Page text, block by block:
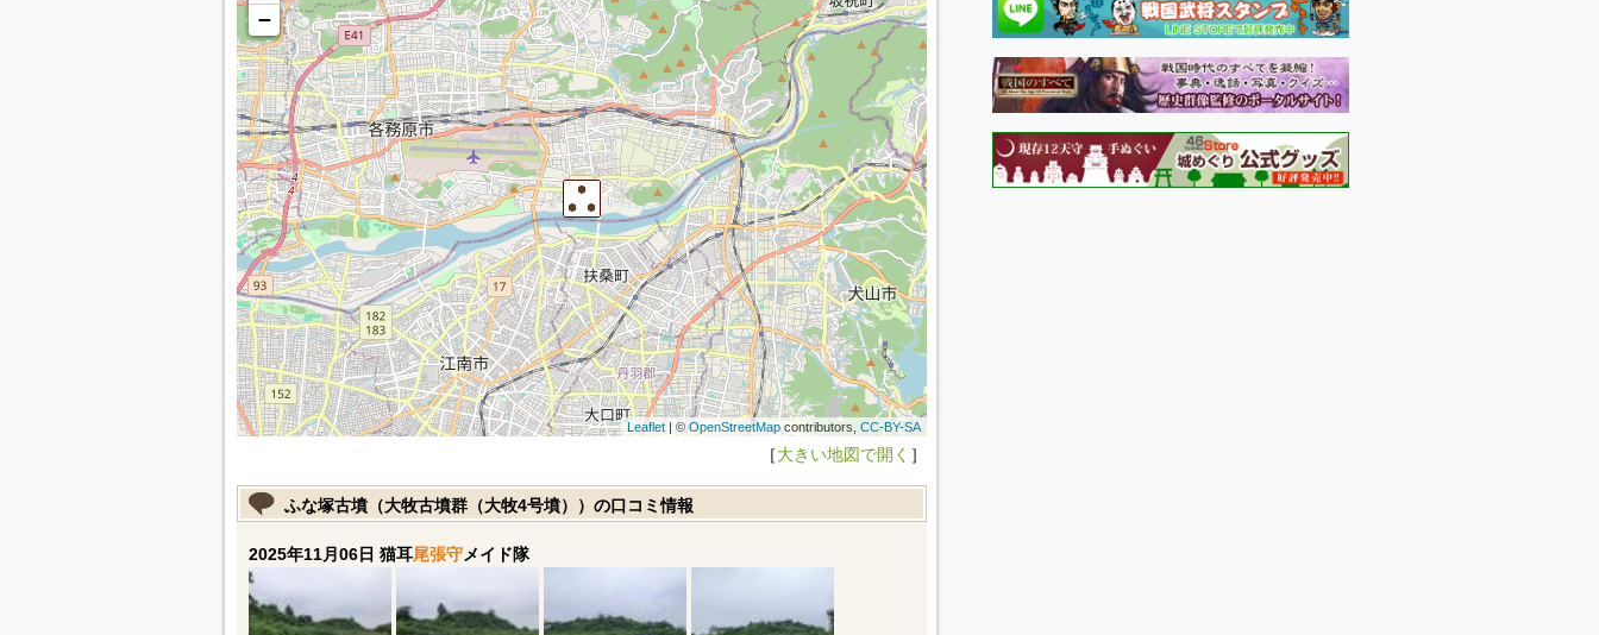
−
Leaflet| ©OpenStreetMapcontributors, CC-BY-SA
［大きい地図で開く ］
ふな塚古墳（大牧古墳群（大牧4号墳））の口コミ情報
2025年11月06日 猫耳尾張守メイド隊